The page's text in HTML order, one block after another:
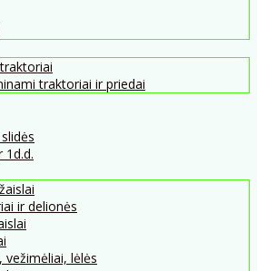
traktoriai ir priedai
1d.d.
ir delionės
vežimėliai, lėlės